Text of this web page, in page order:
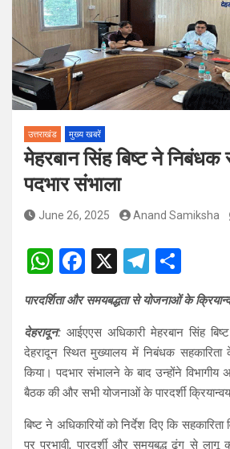
पदों पर होगा चयन
विश्व संस्कृत दिवस से पूर्व, उत्तराखण्ड ने
को दिया नया आयाम
उत्तराखंड मुख्य खबरें
मेहरबान सिंह बिष्ट ने निबंधक
पदभार संभाला
June 26, 2025 Anand Samiksha
W
h
at
s
A
p
p
F
ce
b
o
o
k
X
T
el
e
gr
a
m
h
ar
e
पारदर्शिता और समयबद्धता से योजनाओं के
देहरादून: आईएएस अधिकारी मेहरबान सिंह
देहरादून स्थित मुख्यालय में निबंधक
किया। पदभार संभालने के बाद उन्होंने विभागीय
बैठक की और सभी योजनाओं के पारदर्शी
बिष्ट ने अधिकारियों को निर्देश दिए कि
पर प्रभावी, पारदर्शी और समयबद्ध ढंग से लागू